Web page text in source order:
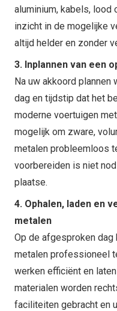
aluminium, kabels, lood
inzicht in de mogelijke
altijd helder en zonder
3. Inplannen van een
Na uw akkoord plannen
dag en tijdstip dat het
moderne voertuigen
mogelijk om zware,
metalen probleemloos
voorbereiden is niet
plaatse.
4. Ophalen, laden en
metalen
Op de afgesproken
metalen professioneel
werken efficiënt en
materialen worden
faciliteiten gebracht en